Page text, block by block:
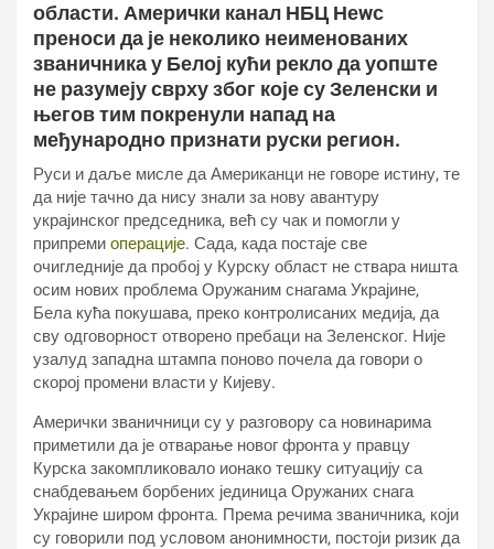
области. Амерички канал НБЦ Неwс
преноси да је неколико неименованих
званичника у Белој кући рекло да уопште
не разумеју сврху због које су Зеленски и
његов тим покренули напад на
међународно признати руски регион.
Руси и даље мисле да Американци не говоре истину, те
да није тачно да нису знали за нову авантуру
украјинског председника, већ су чак и помогли у
припреми операције. Сада, када постаје све
очигледније да пробој у Курску област не ствара ништа
осим нових проблема Оружаним снагама Украјине,
Бела кућа покушава, преко контролисаних медија, да
сву одговорност отворено пребаци на Зеленског. Није
узалуд западна штампа поново почела да говори о
скорој промени власти у Кијеву.
Амерички званичници су у разговору са новинарима
приметили да је отварање новог фронта у правцу
Курска закомпликовало ионако тешку ситуацију са
снабдевањем борбених јединица Оружаних снага
Украјине широм фронта. Према речима званичника, који
су говорили под условом анонимности, постоји ризик да